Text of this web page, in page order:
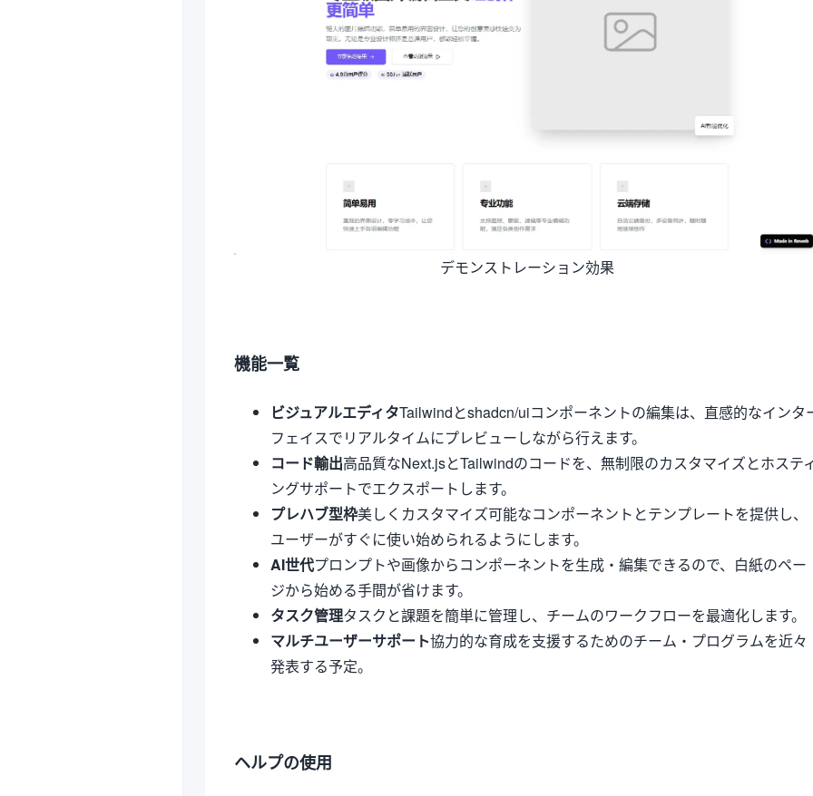
デモンストレーション効果
機能一覧
ビジュアルエディタTailwindとshadcn/uiコンポーネントの編集は、直感的なインタ
フェイスでリアルタイムにプレビューしながら行えます。
コード輸出高品質なNext.jsとTailwindのコードを、無制限のカスタマイズとホステ
ングサポートでエクスポートします。
プレハブ型枠美しくカスタマイズ可能なコンポーネントとテンプレートを提供し、
ユーザーがすぐに使い始められるようにします。
AI世代プロンプトや画像からコンポーネントを生成・編集できるので、白紙のペー
ジから始める手間が省けます。
タスク管理タスクと課題を簡単に管理し、チームのワークフローを最適化します。
マルチユーザーサポート協力的な育成を支援するためのチーム・プログラムを近々
発表する予定。
ヘルプの使用